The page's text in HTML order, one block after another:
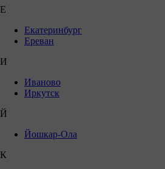
Е
Екатеринбург
Ереван
И
Иваново
Иркутск
Й
Йошкар-Ола
К